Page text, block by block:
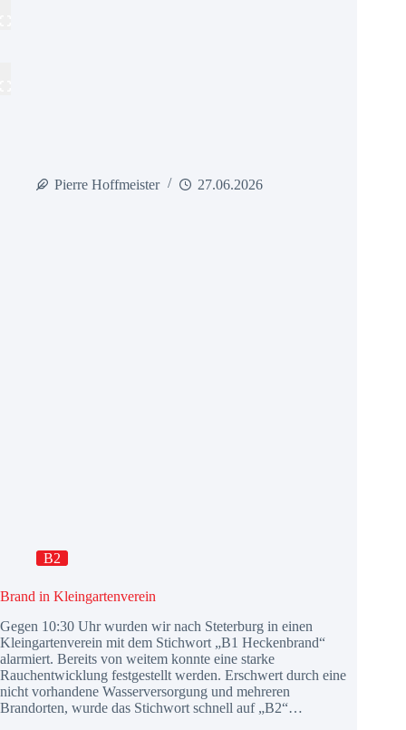
Pierre Hoffmeister 27.06.2026
B2
Brand in Kleingartenverein
Gegen 10:30 Uhr wurden wir nach Steterburg in einen
Kleingartenverein mit dem Stichwort „B1 Heckenbrand“
alarmiert. Bereits von weitem konnte eine starke
Rauchentwicklung festgestellt werden. Erschwert durch eine
nicht vorhandene Wasserversorgung und mehreren
Brandorten, wurde das Stichwort schnell auf „B2“…